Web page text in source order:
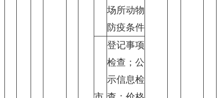
场所动物
防疫条件
登记事项
检查；公
示信息检